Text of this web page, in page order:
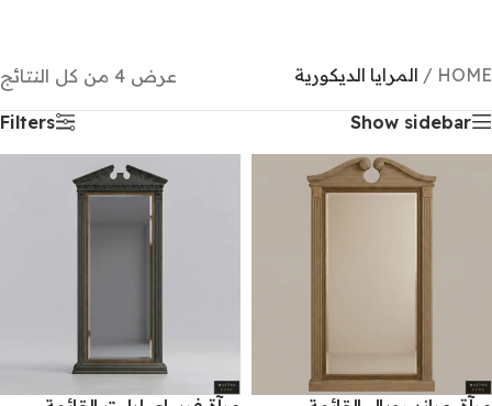
HOME
/ المرايا الديكورية عرض ⁦4⁩ من كل النتائج
Show sidebar
Filters